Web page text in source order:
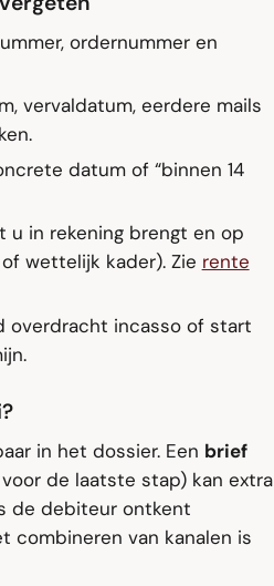
ordernummer en
vervaldatum, eerdere mails
datum of “binnen 14
in rekening brengt en op
wettelijk kader). Zie rente
incasso of start
in het dossier. Een brief
voor de laatste stap) kan extra
de debiteur ontkent
combineren van kanalen is